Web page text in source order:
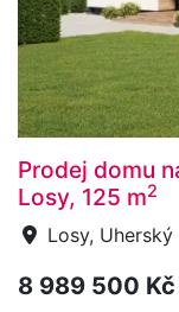
Prodej domu
Losy, 125 m2
Losy,
8 989 500 Kč